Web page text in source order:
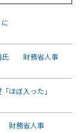
幡氏 財務省人事
ぼ入った」
財務省人事